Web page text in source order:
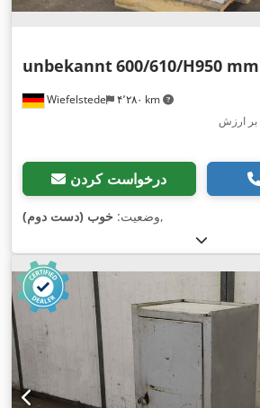
Wiefelstede ۴٬۲۸۰ km
unbekannt600/610/H950 mm
بر ارزش
درخواست کردن
وضعیت: خوب (دست دوم) ,